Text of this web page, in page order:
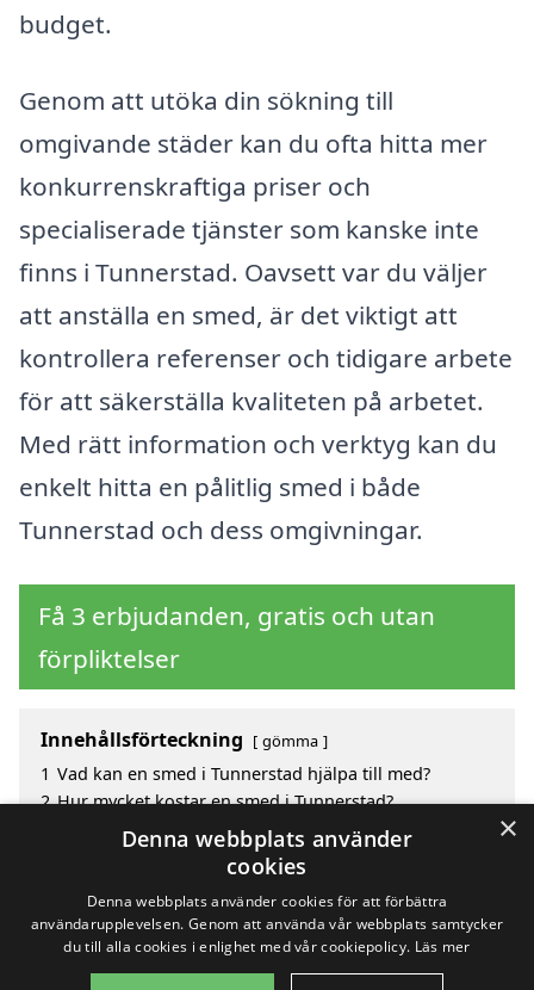
budget.
Genom att utöka din sökning till
omgivande städer kan du ofta hitta mer
konkurrenskraftiga priser och
specialiserade tjänster som kanske inte
finns i Tunnerstad. Oavsett var du väljer
att anställa en smed, är det viktigt att
kontrollera referenser och tidigare arbete
för att säkerställa kvaliteten på arbetet.
Med rätt information och verktyg kan du
enkelt hitta en pålitlig smed i både
Tunnerstad och dess omgivningar.
Få 3 erbjudanden, gratis och utan
förpliktelser
Innehållsförteckning gömma
1 Vad kan en smed i Tunnerstad hjälpa till med?
2 Hur mycket kostar en smed i Tunnerstad?
Fördelar med att välja smed i Tunnerstad
Sök efter en skicklig smed i de omgivande städerna
×
Denna webbplats använder
cookies
Denna webbplats använder cookies för att förbättra
användarupplevelsen. Genom att använda vår webbplats samtycker
du till alla cookies i enlighet med vår cookiepolicy. Läs mer